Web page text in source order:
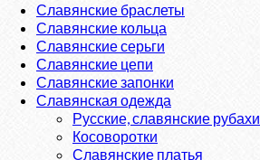
Славянские браслеты
Славянские кольца
Славянские серьги
Славянские цепи
Славянские запонки
Славянская одежда
Русские, славянские рубахи
Косоворотки
Славянские платья